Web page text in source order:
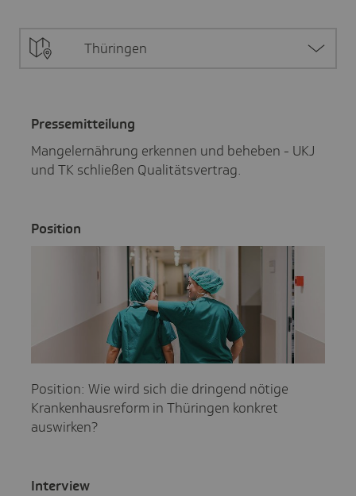
Thüringen
Pres­se­mit­tei­lung
Mangelernährung erkennen und beheben - UKJ
und TK schließen Qualitätsvertrag.
Posi­tion
Position: Wie wird sich die dringend nötige
Krankenhausreform in Thüringen konkret
auswirken?
Inter­view